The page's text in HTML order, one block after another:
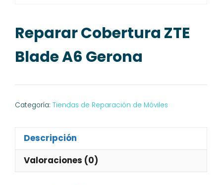
Reparar Cobertura ZTE
Blade A6 Gerona
Categoría: Tiendas de Reparación de Móviles
Descripción
Valoraciones (0)